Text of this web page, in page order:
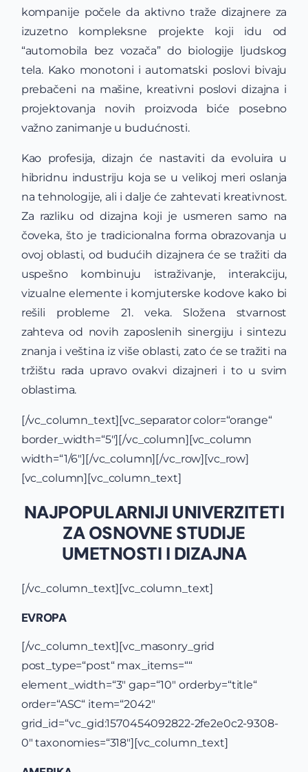
kompanije počele da aktivno traže dizajnere za
izuzetno kompleksne projekte koji idu od
“automobila bez vozača” do biologije ljudskog
tela. Kako monotoni i automatski poslovi bivaju
prebačeni na mašine, kreativni poslovi dizajna i
projektovanja novih proizvoda biće posebno
važno zanimanje u budućnosti.
Kao profesija, dizajn će nastaviti da evoluira u
hibridnu industriju koja se u velikoj meri oslanja
na tehnologije, ali i dalje će zahtevati kreativnost.
Za razliku od dizajna koji je usmeren samo na
čoveka, što je tradicionalna forma obrazovanja u
ovoj oblasti, od budućih dizajnera će se tražiti da
uspešno kombinuju istraživanje, interakciju,
vizualne elemente i komjuterske kodove kako bi
rešili probleme 21. veka. Složena stvarnost
zahteva od novih zaposlenih sinergiju i sintezu
znanja i veština iz više oblasti, zato će se tražiti na
tržištu rada upravo ovakvi dizajneri i to u svim
oblastima.
[/vc_column_text][vc_separator color=“orange“
border_width=“5″][/vc_column][vc_column
width=“1/6″][/vc_column][/vc_row][vc_row]
[vc_column][vc_column_text]
NAJPOPULARNIJI UNIVERZITETI
ZA OSNOVNE STUDIJE
UMETNOSTI I DIZAJNA
[/vc_column_text][vc_column_text]
EVROPA
[/vc_column_text][vc_masonry_grid
post_type=“post“ max_items=““
element_width=“3″ gap=“10″ orderby=“title“
order=“ASC“ item=“2042″
grid_id=“vc_gid:1570454092822-2fe2e0c2-9308-
0″ taxonomies=“318″][vc_column_text]